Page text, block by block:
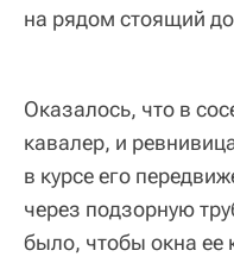
на рядом стоящий
Оказалось, что в
кавалер, и
в курсе его
через подзорную
было, чтобы окна ее